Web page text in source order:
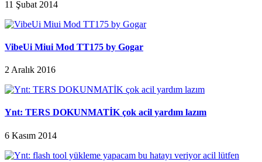
11 Şubat 2014
VibeUi Miui Mod TT175 by Gogar
2 Aralık 2016
Ynt: TERS DOKUNMATİK çok acil yardım lazım
6 Kasım 2014